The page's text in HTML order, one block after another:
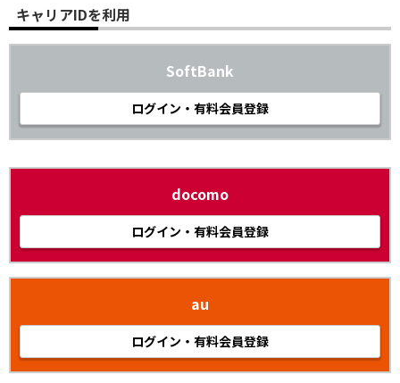
キャリアIDを利用
SoftBank
ログイン・有料会員登録
docomo
ログイン・有料会員登録
au
ログイン・有料会員登録